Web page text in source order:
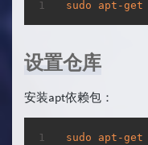
sudo apt-get
设置仓库
安装apt依赖包：
sudo apt-get